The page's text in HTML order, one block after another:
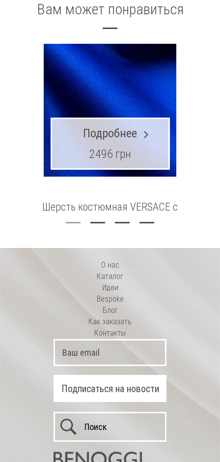
Вам может понравиться
Шерсть костюмная VERSACE с
эластаном
Подробнее
2496 грн
О нас
Каталог
Идеи
Bespoke
Блог
Как заказать
Контакты